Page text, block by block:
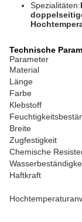
Spezialitäten:
Technische
Parameter
Material
Länge
Farbe
Klebstoff
Breite
Zugfestigkeit
Chemische
Haftkraft